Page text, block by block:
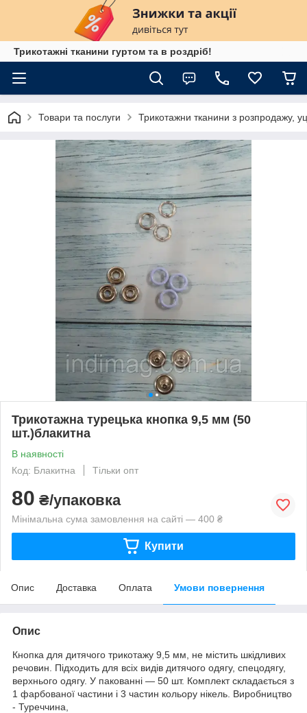
Трикотажні тканини гуртом та в роздріб!
Товари та послуги Трикотажни тканини з розпродажу,
Трикотажна турецька кнопка 9,5 мм (50
шт.)блакитна
В наявності
Код: Блакитна
Тільки опт
80 ₴/упаковка
Мінімальна сума замовлення на сайті — 400 ₴
Купити
Опис Доставка Оплата Умови повернення
Опис
Кнопка для дитячого трикотажу 9,5 мм, не містить шкідливих
речовин. Підходить для всіх видів дитячого одягу, спецодягу,
верхнього одягу. У пакованні — 50 шт. Комплект складається з
1 фарбованої частини і 3 частин кольору нікель. Виробництво
- Туреччина,